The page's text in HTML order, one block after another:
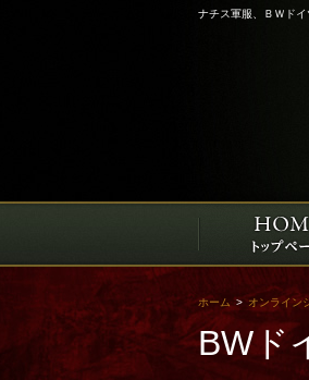
BWド
ホーム > オンライン
ナチス軍服、ＢＷド